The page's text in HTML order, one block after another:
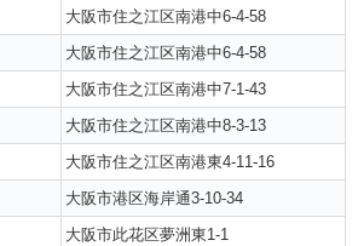
大阪市住之江区南港中6-4-58
大阪市住之江区南港中6-4-58
大阪市住之江区南港中7-1-43
大阪市住之江区南港中8-3-13
大阪市住之江区南港東4-11-16
大阪市港区海岸通3-10-34
大阪市此花区夢洲東1-1